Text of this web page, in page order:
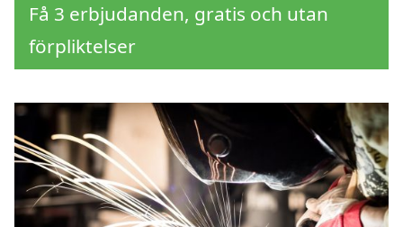
Få 3 erbjudanden, gratis och utan
förpliktelser